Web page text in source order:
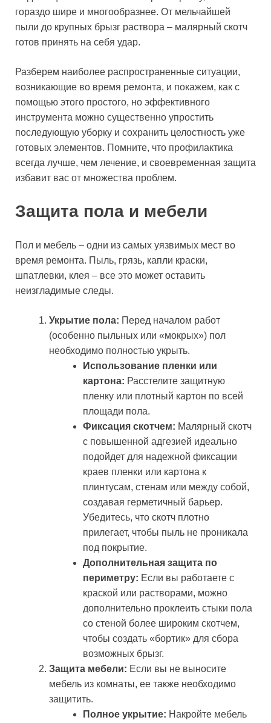
гораздо шире и многообразнее. От мельчайшей
пыли до крупных брызг раствора – малярный скотч
готов принять на себя удар.
Разберем наиболее распространенные ситуации,
возникающие во время ремонта, и покажем, как с
помощью этого простого, но эффективного
инструмента можно существенно упростить
последующую уборку и сохранить целостность уже
готовых элементов. Помните, что профилактика
всегда лучше, чем лечение, и своевременная защита
избавит вас от множества проблем.
Защита пола и мебели
Пол и мебель – одни из самых уязвимых мест во
время ремонта. Пыль, грязь, капли краски,
шпатлевки, клея – все это может оставить
неизгладимые следы.
Укрытие пола: Перед началом работ
(особенно пыльных или «мокрых») пол
необходимо полностью укрыть.
Использование пленки или
картона: Расстелите защитную
пленку или плотный картон по всей
площади пола.
Фиксация скотчем: Малярный скотч
с повышенной адгезией идеально
подойдет для надежной фиксации
краев пленки или картона к
плинтусам, стенам или между собой,
создавая герметичный барьер.
Убедитесь, что скотч плотно
прилегает, чтобы пыль не проникала
под покрытие.
Дополнительная защита по
периметру: Если вы работаете с
краской или растворами, можно
дополнительно проклеить стыки пола
со стеной более широким скотчем,
чтобы создать «бортик» для сбора
возможных брызг.
Защита мебели: Если вы не выносите
мебель из комнаты, ее также необходимо
защитить.
Полное укрытие: Накройте мебель